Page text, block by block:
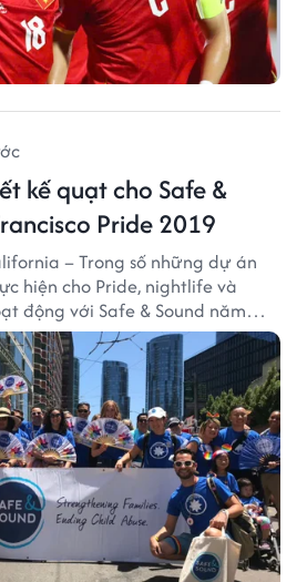
kế quạt cho Safe &
Pride 2019
– Trong số những dự án
hiện cho Pride, nightlife và
động với Safe & Sound năm
khác biệt. Safe & Sound là tổ
San Francisco hoạt động trong
hành trẻ em, hỗ trợ gia đình
an toàn cho trẻ em.